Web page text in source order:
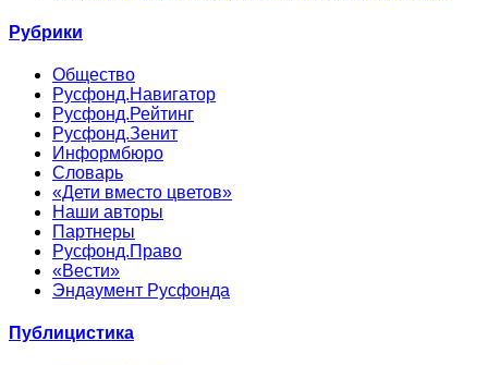
Рубрики
Общество
Русфонд.Навигатор
Русфонд.Рейтинг
Русфонд.Зенит
Информбюро
Словарь
«Дети вместо цветов»
Наши авторы
Партнеры
Русфонд.Право
«Вести»
Эндаумент Русфонда
Публицистика